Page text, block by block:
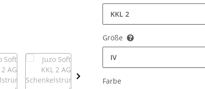
KKL 2
Größe
IV
Farbe